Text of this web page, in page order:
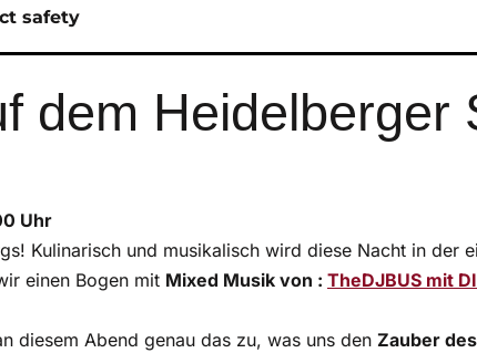
safety
dem Heidelberger
Uhr
Kulinarisch und musikalisch wird diese Nacht in der
einen Bogen mit Mixed Musik von : TheDJBUS mit
diesem Abend genau das zu, was uns den Zauber